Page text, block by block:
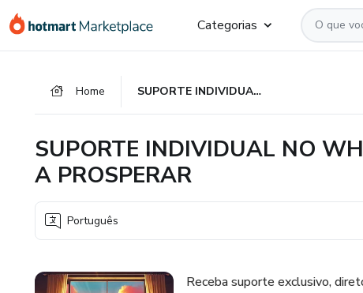
para
para
para
Categorias
Home SUPORTE INDIVIDUAL NO WHATSAPP PARA AJUDAR VOCÊ A PROSPERAR
SUPORTE INDIVIDUAL NO
A PROSPERAR
Português
Receba suporte exclusivo,